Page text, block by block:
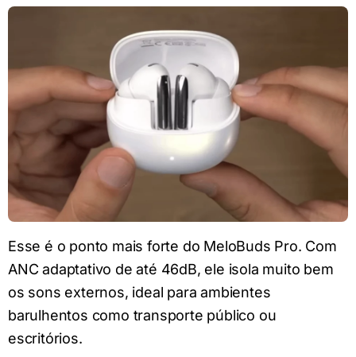
Esse é o ponto mais forte do MeloBuds Pro. Com
ANC adaptativo de até 46dB, ele isola muito bem
os sons externos, ideal para ambientes
barulhentos como transporte público ou
escritórios.